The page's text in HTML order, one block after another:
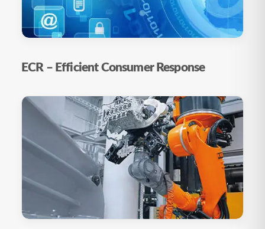
ECR – Efficient Consumer Response